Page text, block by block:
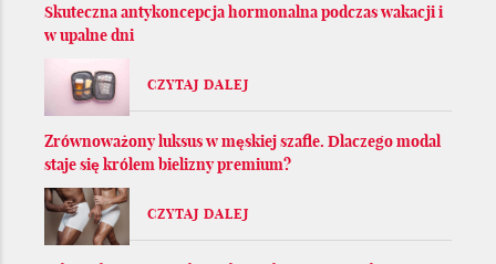
Skuteczna antykoncepcja hormonalna podczas wakacji i
w upalne dni
CZYTAJ DALEJ
Zrównoważony luksus w męskiej szafie. Dlaczego modal
staje się królem bielizny premium?
CZYTAJ DALEJ